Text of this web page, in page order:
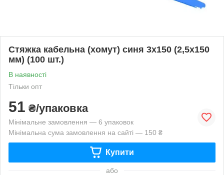
Стяжка кабельна (хомут) синя 3х150 (2,5х150
мм) (100 шт.)
В наявності
Тільки опт
51 ₴/упаковка
Мінімальне замовлення — 6 упаковок
Мінімальна сума замовлення на сайті — 150 ₴
Купити
або